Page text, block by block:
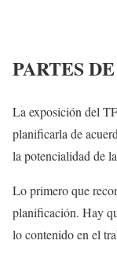
PARTES
La exposición del
planificarla de
la potencialidad de
Lo primero que
planificación. Hay
lo contenido en el